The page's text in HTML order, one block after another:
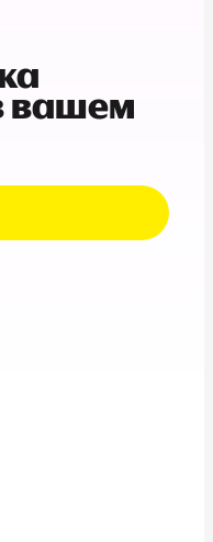
вашем